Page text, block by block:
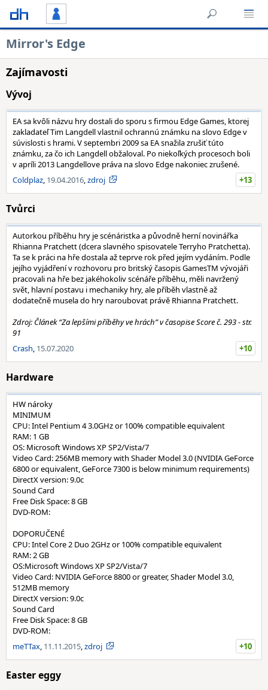
Mirror's Edge
Zajímavosti
Vývoj
EA sa kvôli názvu hry dostali do sporu s firmou Edge Games, ktorej
zakladateľ Tim Langdell vlastnil ochrannú známku na slovo Edge v
súvislosti s hrami. V septembri 2009 sa EA snažila zrušiť túto
známku, za čo ich Langdell obžaloval. Po niekoľkých procesoch boli
v apríli 2013 Langdellove práva na slovo Edge nakoniec zrušené.
Coldplaz, 19.04.2016,zdroj +13
Tvůrci
Autorkou příběhu hry je scénáristka a původně herní novinářka
Rhianna Pratchett (dcera slavného spisovatele Terryho Pratchetta).
Ta se k práci na hře dostala až teprve rok před jejím vydáním. Podle
jejího vyjádření v rozhovoru pro britský časopis GamesTM vývojáři
pracovali na hře bez jakéhokoliv scénáře příběhu, měli navržený
svět, hlavní postavu i mechaniky hry, ale příběh vlastně až
dodatečně musela do hry naroubovat právě Rhianna Pratchett.
Zdroj: Článek “Za lepšími příběhy ve hrách” v časopise Score č. 293 - str.
91
Crash, 15.07.2020 +10
Hardware
HW nároky
MINIMUM
CPU: Intel Pentium 4 3.0GHz or 100% compatible equivalent
RAM: 1 GB
OS: Microsoft Windows XP SP2/Vista/7
Video Card: 256MB memory with Shader Model 3.0 (NVIDIA GeForce
6800 or equivalent, GeForce 7300 is below minimum requirements)
DirectX version: 9.0c
Sound Card
Free Disk Space: 8 GB
DVD-ROM:
DOPORUČENÉ
CPU: Intel Core 2 Duo 2GHz or 100% compatible equivalent
RAM: 2 GB
OS:Microsoft Windows XP SP2/Vista/7
Video Card: NVIDIA GeForce 8800 or greater, Shader Model 3.0,
512MB memory
DirectX version: 9.0c
Sound Card
Free Disk Space: 8 GB
DVD-ROM:
meTTax, 11.11.2015,zdroj +10
Easter eggy